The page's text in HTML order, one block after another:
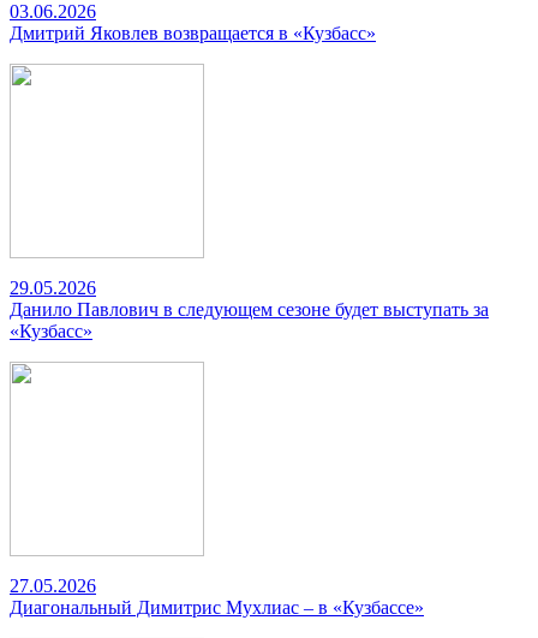
03.06.2026
Дмитрий Яковлев возвращается в «Кузбасс»
29.05.2026
Данило Павлович в следующем сезоне будет выступать за
«Кузбасс»
27.05.2026
Диагональный Димитрис Мухлиас – в «Кузбассе»